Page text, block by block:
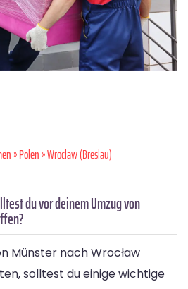
»Polen» Wrocław (Breslau)
du vor deinem Umzug von
Münster nach Wrocław
solltest du einige wichtige